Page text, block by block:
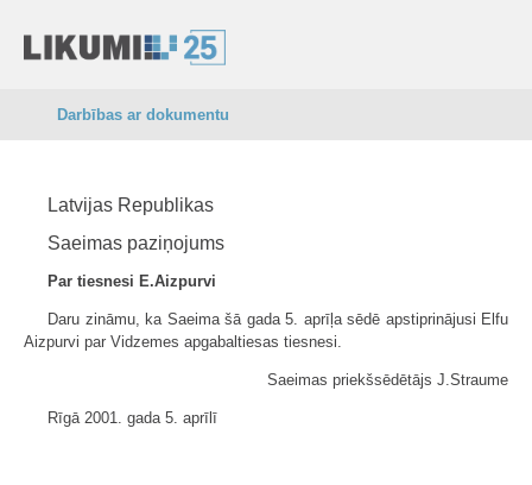
Darbības ar dokumentu
Latvijas Republikas
Saeimas paziņojums
Par tiesnesi E.Aizpurvi
Daru zināmu, ka Saeima šā gada 5. aprīļa sēdē apstiprinājusi Elfu
Aizpurvi par Vidzemes apgabaltiesas tiesnesi.
Saeimas priekšsēdētājs J.Straume
Rīgā 2001. gada 5. aprīlī